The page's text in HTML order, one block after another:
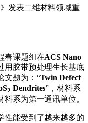
发表二维材料领域重
春课题组在ACS Nano
用胶带预处理生长基底
文题为：“Twin Defect
2 Dendrites”，材料系
系为第一通讯单位。
性能受到了越来越多的